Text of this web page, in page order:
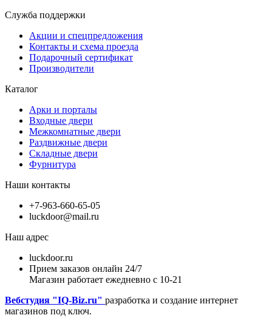
Служба поддержки
Акции и спецпредложения
Контакты и схема проезда
Подарочный сертификат
Производители
Каталог
Арки и порталы
Входные двери
Межкомнатные двери
Раздвижные двери
Складные двери
Фурнитура
Наши контакты
+7-963-660-65-05
luckdoor@mail.ru
Наш адрес
luckdoor.ru
Прием заказов онлайн 24/7
Магазин работает ежедневно с 10-21
Вебстудия "IQ-Biz.ru" разработка и создание интернет
магазинов под ключ.